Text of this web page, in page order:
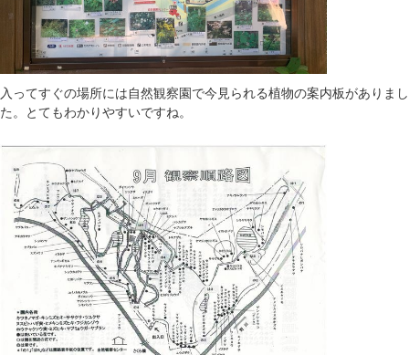
入ってすぐの場所には自然観察園で今見られる植物の案内板がありまし
た。とてもわかりやすいですね。